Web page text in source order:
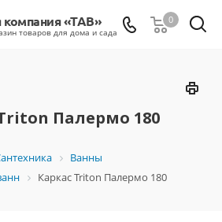
0
Палермо 180
Ванны
Каркас Triton Палермо 180